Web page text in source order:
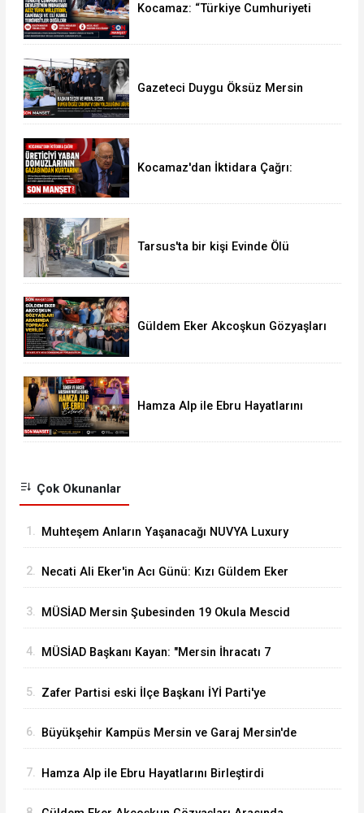
Kocamaz: “Türkiye Cumhuriyeti
Gazeteci Duygu Öksüz Mersin
Kocamaz'dan İktidara Çağrı:
Tarsus'ta bir kişi Evinde Ölü
Güldem Eker Akcoşkun Gözyaşları
Hamza Alp ile Ebru Hayatlarını
Çok Okunanlar
1. Muhteşem Anların Yaşanacağı NUVYA Luxury
2. Necati Ali Eker'in Acı Günü: Kızı Güldem Eker
3. MÜSİAD Mersin Şubesinden 19 Okula Mescid
4. MÜSİAD Başkanı Kayan: "Mersin İhracatı 7
5. Zafer Partisi eski İlçe Başkanı İYİ Parti'ye
6. Büyükşehir Kampüs Mersin ve Garaj Mersin'de
7. Hamza Alp ile Ebru Hayatlarını Birleştirdi